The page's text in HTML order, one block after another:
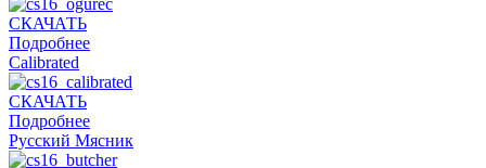
СКАЧАТЬ
Подробнее
Calibrated
СКАЧАТЬ
Подробнее
Русский Мясник